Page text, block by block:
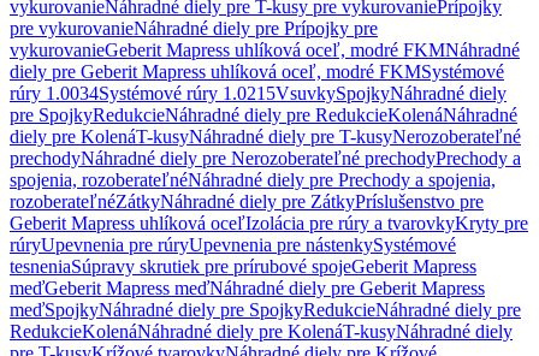
vykurovanieNáhradné diely pre T-kusy pre vykurovaniePrípojky
pre vykurovanieNáhradné diely pre Prípojky pre
vykurovanieGeberit Mapress uhlíková oceľ, modré FKMNáhradné
diely pre Geberit Mapress uhlíková oceľ, modré FKMSystémové
rúry 1.0034Systémové rúry 1.0215VsuvkySpojkyNáhradné diely
pre SpojkyRedukcieNáhradné diely pre RedukcieKolenáNáhradné
diely pre KolenáT-kusyNáhradné diely pre T-kusyNerozoberateľné
prechodyNáhradné diely pre Nerozoberateľné prechodyPrechody a
spojenia, rozoberateľnéNáhradné diely pre Prechody a spojenia,
rozoberateľnéZátkyNáhradné diely pre ZátkyPríslušenstvo pre
Geberit Mapress uhlíková oceľIzolácia pre rúry a tvarovkyKryty pre
rúryUpevnenia pre rúryUpevnenia pre nástenkySystémové
tesneniaSúpravy skrutiek pre prírubové spojeGeberit Mapress
meďGeberit Mapress meďNáhradné diely pre Geberit Mapress
meďSpojkyNáhradné diely pre SpojkyRedukcieNáhradné diely pre
RedukcieKolenáNáhradné diely pre KolenáT-kusyNáhradné diely